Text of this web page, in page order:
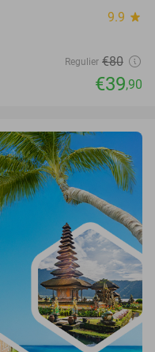
9.9 star
Regulier €80
€39,90